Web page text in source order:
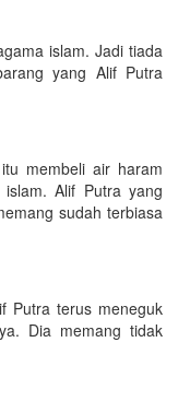
islam. Jadi tiada
yang Alif Putra
membeli air haram
Alif Putra yang
sudah terbiasa
Putra terus meneguk
Dia memang tidak